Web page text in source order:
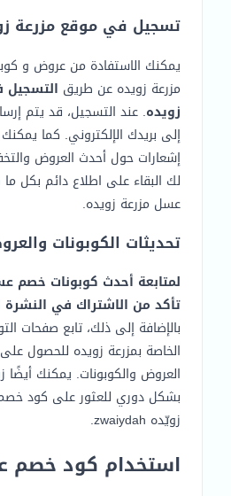
تسجيل في موقع مزرعة
يمكنك الاستفادة من عروض و
مزرعة زويده عن طريق
زويده. عند التسجيل، قد يتم
إلى بريدك الإلكتروني. كما
إشعارات حول أحدث العروض
لك البقاء على اطلاع دائم بكل
عسل مزرعة زويده.
تحديثات الكوبونات
لمتابعة أحدث كوبونات خصم
تأكد من الاشتراك في النشرة
بالإضافة إلى ذلك، تابع صفحات
الخاصة بمزرعة زويده للحصول
العروض والكوبونات. يمكنك أيضًا
بشكل دوري للعثور على كود
زويّده zwaiydah.
استخدام كود خصم